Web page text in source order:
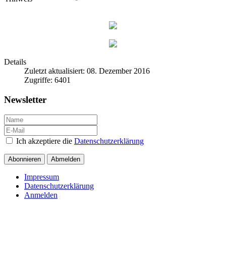
Details
Zuletzt aktualisiert: 08. Dezember 2016
Zugriffe: 6401
Newsletter
Ich akzeptiere die Datenschutzerklärung
Abonnieren Abmelden
Impressum
Datenschutzerklärung
Anmelden